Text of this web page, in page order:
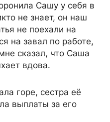
Сашу у себя в
не знает, он наш
не поехали на
на завал по работе,
сказал, что Саша
вдова.
горе, сестра её
выплаты за его